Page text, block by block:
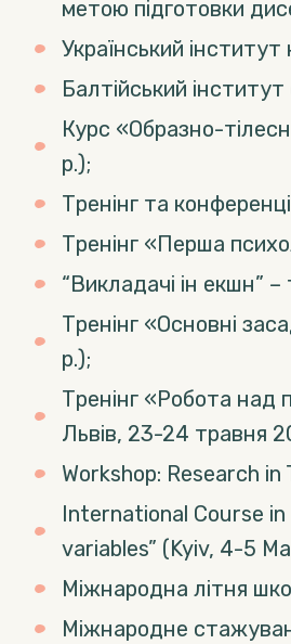
метою підготовки
Український
Балтійський
Курс «Образно-
р.);
Тренінг та
Тренінг «Перша
“Викладачі ін екшн”
Тренінг «Основні
р.);
Тренінг «Робота над
Львів, 23-24 травня
Workshop: Research
International Course
variables” (Kyiv, 4-5
Міжнародна літня
Міжнародне